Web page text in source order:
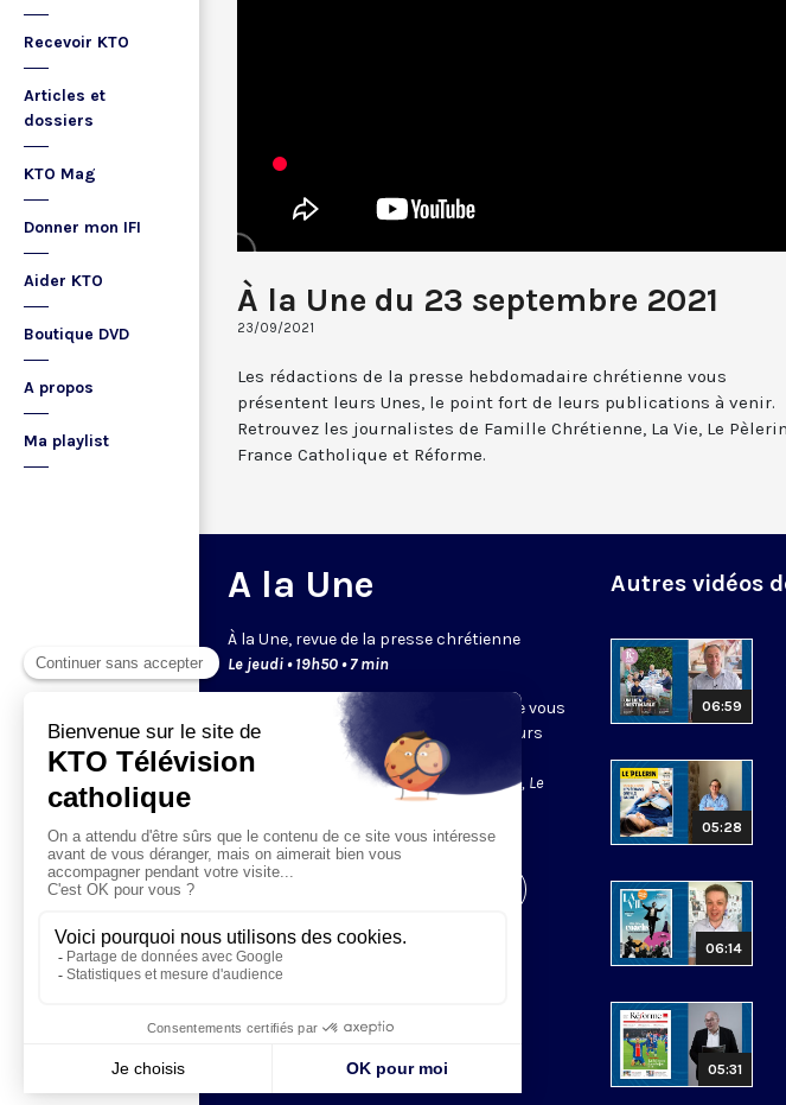
Recevoir KTO
Articles et
dossiers
KTO Mag
Donner mon IFI
Aider KTO
Boutique DVD
A propos
Ma playlist
À la Une du 23 septembre 2021
23/09/2021
Les rédactions de la presse hebdomadaire chrétienne vous
présentent leurs Unes, le point fort de leurs publications à venir.
Retrouvez les journalistes de Famille Chrétienne, La Vie, Le
France Catholique et Réforme.
A la Une
À la Une, revue de la presse chrétienne
Le jeudi • 19h50 • 7 min
Les rédactions de la presse chrétienne vous
présentent leur une, le point fort de leurs
publications à venir. Retrouvez les
Famille chrétienne, La Vie, Le
Pèlerin, France catholiqueetRéforme
Autres vidéos
06:59
05:28
06:14
05:31